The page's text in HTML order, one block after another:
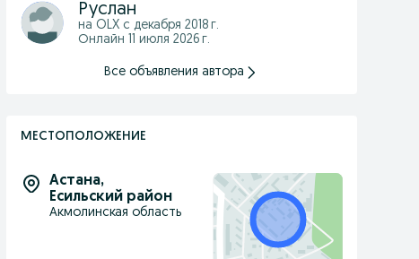
Руслан
на OLX с декабря 2018 г.
Онлайн 11 июля 2026 г.
Все объявления автора
МЕСТОПОЛОЖЕНИЕ
Астана,
Есильский район
Акмолинская область